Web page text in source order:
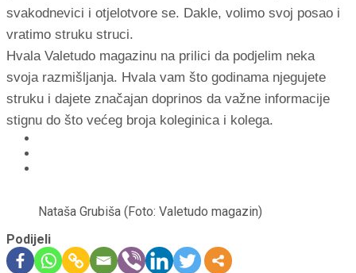
svakodnevici i otjelotvore se. Dakle, volimo svoj posao i
vratimo struku struci.
Hvala Valetudo magazinu na prilici da podjelim neka
svoja razmišljanja. Hvala vam što godinama njegujete
struku i dajete značajan doprinos da važne informacije
stignu do što većeg broja koleginica i kolega.
Nataša Grubiša (Foto: Valetudo magazin)
Podijeli